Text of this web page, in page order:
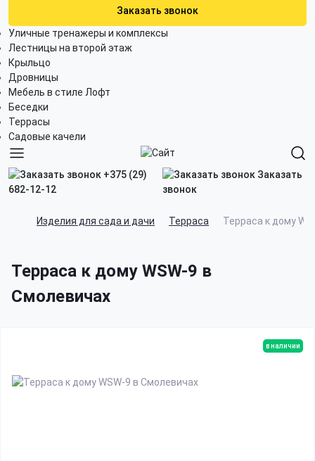
Заказать звонок
Уличные тренажеры и комплексы
Лестницы на второй этаж
Крыльцо
Дровницы
Мебель в стиле Лофт
Беседки
Террасы
Садовые качели
+375 (29)
682-12-12
Заказать
звонок
Изделия для сада и дачи Терраса Терраса к дому
Терраса к дому WSW-9 в
Смолевичах
в наличии